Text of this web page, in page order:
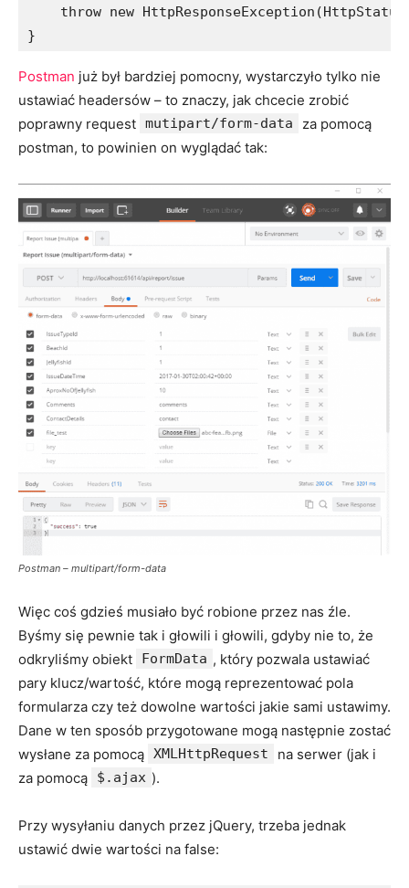
throw new
}
Postman już był bardziej pomocny, wystarczyło tylko nie
ustawiać headersów – to znaczy, jak chcecie zrobić
poprawny request mutipart/form-data
za pomocą
postman, to powinien on wyglądać tak:
Postman – multipart/form-data
Więc coś gdzieś musiało być robione przez nas źle.
Byśmy się pewnie tak i głowili i głowili, gdyby nie to, że
odkryliśmy obiekt
FormData , który pozwala ustawiać
pary klucz/wartość, które mogą reprezentować pola
formularza czy też dowolne wartości jakie sami ustawimy.
Dane w ten sposób przygotowane mogą następnie zostać
wysłane za pomocą XMLHttpRequest
na serwer (jak i
za pomocą
$.ajax ).
Przy wysyłaniu danych przez jQuery, trzeba jednak
ustawić dwie wartości na false: